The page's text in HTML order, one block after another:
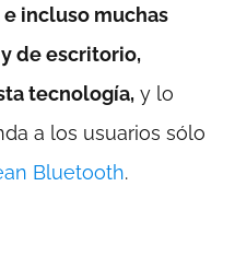
e incluso muchas
de escritorio,
tecnología, y lo
a los usuarios sólo
Bluetooth.